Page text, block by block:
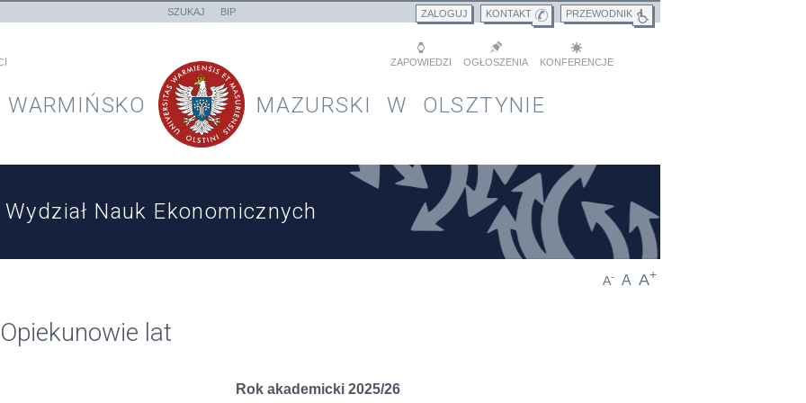
SZUKAJ BIP PRZEWODNIK
KONTAKT
ZALOGUJ
KONFERENCJE
OGŁOSZENIA
ZAPOWIEDZI
WARMIŃSKO MAZURSKI W OLSZTYNIE
Wydział Nauk Ekonomicznych
A- A A+
Opiekunowie lat
Rok akademicki 2025/26